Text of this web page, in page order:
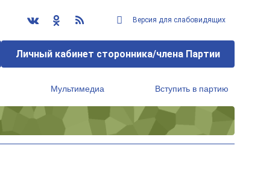
Версия для слабовидящих
Личный кабинет сторонника/члена Партии
Мультимедиа Вступить в партию